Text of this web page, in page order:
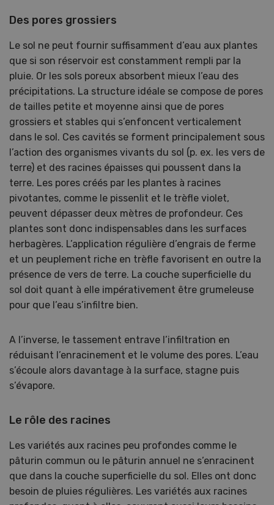
Des pores grossiers
Le sol ne peut fournir suffisamment d’eau aux plantes
que si son réservoir est constamment rempli par la
pluie. Or les sols poreux absorbent mieux l’eau des
précipitations. La structure idéale se compose de pores
de tailles petite et moyenne ainsi que de pores
grossiers et stables qui s’enfoncent verticalement
dans le sol. Ces cavités se forment principalement sous
l’action des organismes vivants du sol (p. ex. les vers de
terre) et des racines épaisses qui poussent dans la
terre. Les pores créés par les plantes à racines
pivotantes, comme le pissenlit et le trèfle violet,
peuvent dépasser deux mètres de profondeur. Ces
plantes sont donc indispensables dans les surfaces
herbagères. L’application régulière d’engrais de ferme
et un peuplement riche en trèfle favorisent en outre la
présence de vers de terre. La couche superficielle du
sol doit quant à elle impérativement être grumeleuse
pour que l’eau s’infiltre bien.
A l’inverse, le tassement entrave l’infiltration en
réduisant l’enracinement et le volume des pores. L’eau
s’écoule alors davantage à la surface, stagne puis
s’évapore.
Le rôle des racines
Les variétés aux racines peu profondes comme le
pâturin commun ou le pâturin annuel ne s’enracinent
que dans la couche superficielle du sol. Elles ont donc
besoin de pluies régulières. Les variétés aux racines